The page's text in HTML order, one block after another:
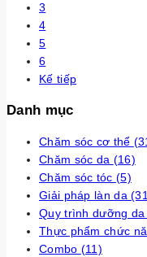
3
4
5
6
Kế tiếp
Danh mục
Chăm sóc cơ thể
Chăm sóc da (16)
Chăm sóc tóc (5)
Giải pháp làn da
Quy trình dưỡng da
Thực phẩm chức
Combo (11)